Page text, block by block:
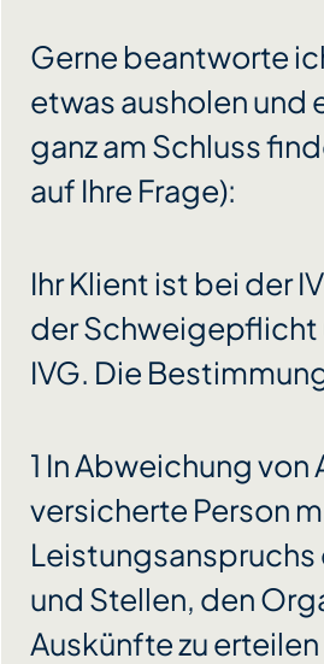
Gerne beantworte
etwas ausholen und
ganz am Schluss
auf Ihre Frage):
Ihr Klient ist bei der
der Schweigepflicht
IVG. Die
1 In Abweichung
versicherte Person
Leistungsanspruchs
und Stellen, den
Auskünfte zu